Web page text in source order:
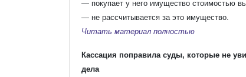
— покупает у него имущество стоимостью
— не рассчитывается за это имущество.
Читать материал полностью
Кассация поправила суды, которые не
дела